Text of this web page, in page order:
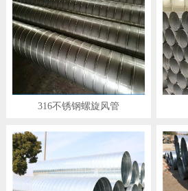
316不锈钢螺旋风管